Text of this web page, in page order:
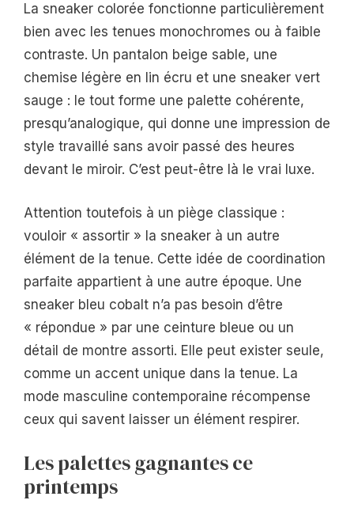
La sneaker colorée fonctionne particulièrement
bien avec les tenues monochromes ou à faible
contraste. Un pantalon beige sable, une
chemise légère en lin écru et une sneaker vert
sauge : le tout forme une palette cohérente,
presqu’analogique, qui donne une impression de
style travaillé sans avoir passé des heures
devant le miroir. C’est peut-être là le vrai luxe.
Attention toutefois à un piège classique :
vouloir « assortir » la sneaker à un autre
élément de la tenue. Cette idée de coordination
parfaite appartient à une autre époque. Une
sneaker bleu cobalt n’a pas besoin d’être
« répondue » par une ceinture bleue ou un
détail de montre assorti. Elle peut exister seule,
comme un accent unique dans la tenue. La
mode masculine contemporaine récompense
ceux qui savent laisser un élément respirer.
Les palettes gagnantes ce
printemps